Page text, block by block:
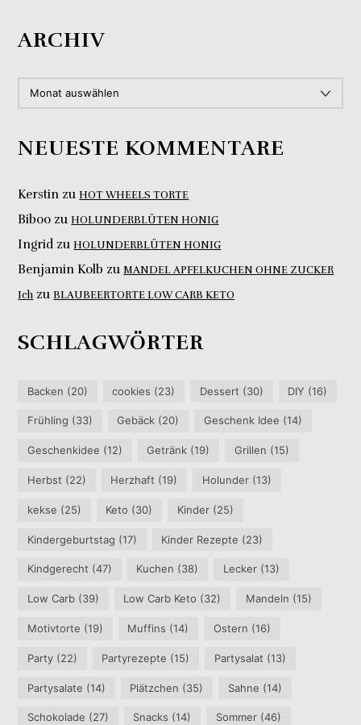
ARCHIV
NEUESTE KOMMENTARE
Kerstin zuHOT WHEELS TORTE
Biboo zuHOLUNDERBLÜTEN HONIG
IngridzuHOLUNDERBLÜTEN HONIG
Benjamin Kolb zuMANDEL APFELKUCHEN OHNE ZUCKER
Ich zuBLAUBEERTORTE LOW CARB KETO
SCHLAGWÖRTER
Backen (20) cookies (23) Dessert (30) DIY (16)
Frühling (33) Gebäck (20) Geschenk Idee (14)
Geschenkidee (12) Getränk (19) Grillen (15)
Herbst (22) Herzhaft (19) Holunder(13)
kekse (25) Keto (30) Kinder(25)
Kindergeburtstag (17) Kinder Rezepte (23)
Kindgerecht (47) Kuchen (38) Lecker(13)
Low Carb (39) Low Carb Keto (32) Mandeln (15)
Motivtorte (19) Muffins (14) Ostern (16)
Party (22) Partyrezepte (15) Partysalat (13)
Partysalate (14) Plätzchen (35) Sahne (14)
Schokolade (27) Snacks (14) Sommer(46)